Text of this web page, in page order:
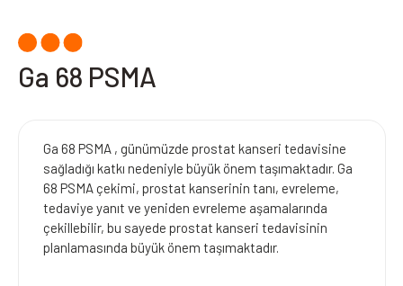
Ga 68 PSMA
Ga 68 PSMA , günümüzde prostat kanseri tedavisine
sağladığı katkı nedeniyle büyük önem taşımaktadır. Ga
68 PSMA çekimi, prostat kanserinin tanı, evreleme,
tedaviye yanıt ve yeniden evreleme aşamalarında
çekillebilir, bu sayede prostat kanseri tedavisinin
planlamasında büyük önem taşımaktadır.